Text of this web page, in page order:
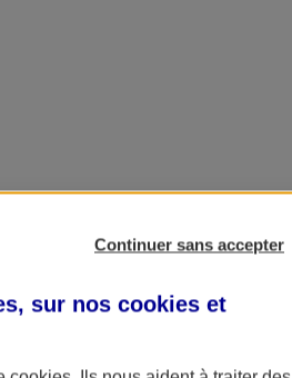
Continuer sans accepter
sur nos cookies et